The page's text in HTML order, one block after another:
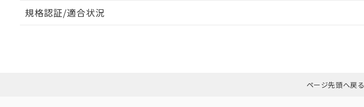
EU RoHS 注意事項・凡例
ダウンロードはこちら
規格認証/適合状況
ページ先頭へ戻る